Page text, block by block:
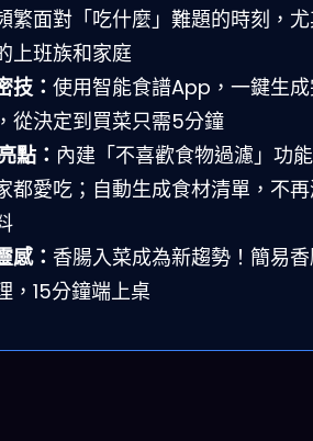
繁面對「吃什麼」難題的時刻，
上班族和家庭
技： 使用智能食譜App，一鍵生
從決定到買菜只需5分鐘
點： 內建「不喜歡食物過濾」功
都愛吃；自動生成食材清單，不
感： 香腸入菜成為新趨勢！簡易
，15分鐘端上桌